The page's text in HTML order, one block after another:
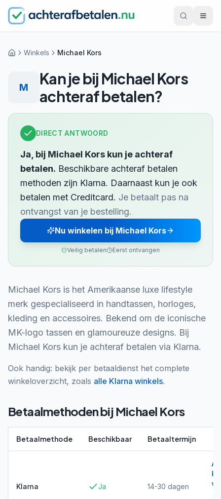
HomeWinkels Michael Kors
M Kan je bij Michael Kors
achteraf betalen?
DIRECT ANTWOORD
Ja, bij Michael Kors kun je achteraf
betalen. Beschikbare achteraf betalen
methoden zijn Klarna. Daarnaast kun je ook
betalen met Creditcard. Je betaalt pas na
ontvangst van je bestelling.
Nu winkelen bij Michael Kors
Veilig betalen Eerst ontvangen
Michael Kors is het Amerikaanse luxe lifestyle
merk gespecialiseerd in handtassen, horloges,
kleding en accessoires. Bekend om de iconische
MK-logo tassen en glamoureuze designs. Bij
Michael Kors kun je achteraf betalen via Klarna.
Ook handig: bekijk per betaaldienst het complete
winkeloverzicht, zoals alle Klarna winkels.
Betaalmethoden bij Michael Kors
Betaalmethode Beschikbaar Betaaltermijn
Klarna Ja 14-30 dagen
→